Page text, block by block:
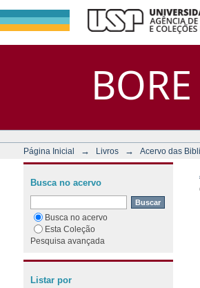
BORE
Página Inicial → Livros → Acervo das
Busca no acervo
Busca no acervo
Esta Coleção
Pesquisa avançada
Listar por